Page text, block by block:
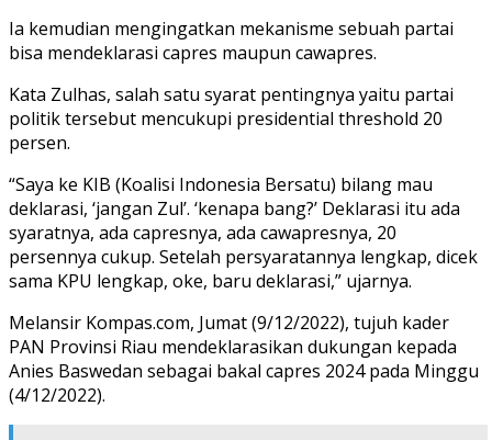
Ia kemudian mengingatkan mekanisme sebuah partai
bisa mendeklarasi capres maupun cawapres.
Kata Zulhas, salah satu syarat pentingnya yaitu partai
politik tersebut mencukupi presidential threshold 20
persen.
“Saya ke KIB (Koalisi Indonesia Bersatu) bilang mau
deklarasi, ‘jangan Zul’. ‘kenapa bang?’ Deklarasi itu ada
syaratnya, ada capresnya, ada cawapresnya, 20
persennya cukup. Setelah persyaratannya lengkap, dicek
sama KPU lengkap, oke, baru deklarasi,” ujarnya.
Melansir Kompas.com, Jumat (9/12/2022), tujuh kader
PAN Provinsi Riau mendeklarasikan dukungan kepada
Anies Baswedan sebagai bakal capres 2024 pada Minggu
(4/12/2022).